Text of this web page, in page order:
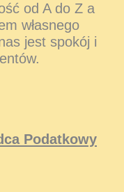
od A do Z a
własnego
jest spokój i
Podatkowy